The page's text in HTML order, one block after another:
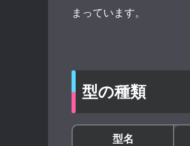
まっています。
型の種類
型名